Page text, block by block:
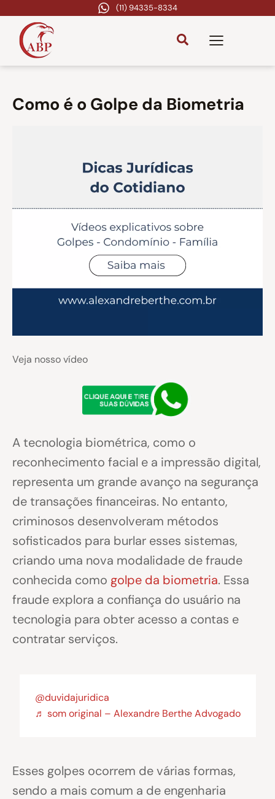
(11) 94335-8334
Como é o Golpe da Biometria
Veja nosso vídeo
A tecnologia biométrica, como o
reconhecimento facial e a impressão digital,
representa um grande avanço na segurança
de transações financeiras. No entanto,
criminosos desenvolveram métodos
sofisticados para burlar esses sistemas,
criando uma nova modalidade de fraude
conhecida como golpe da biometria. Essa
fraude explora a confiança do usuário na
tecnologia para obter acesso a contas e
contratar serviços.
@duvidajuridica
♬ som original – Alexandre Berthe Advogado
Esses golpes ocorrem de várias formas,
sendo a mais comum a de engenharia